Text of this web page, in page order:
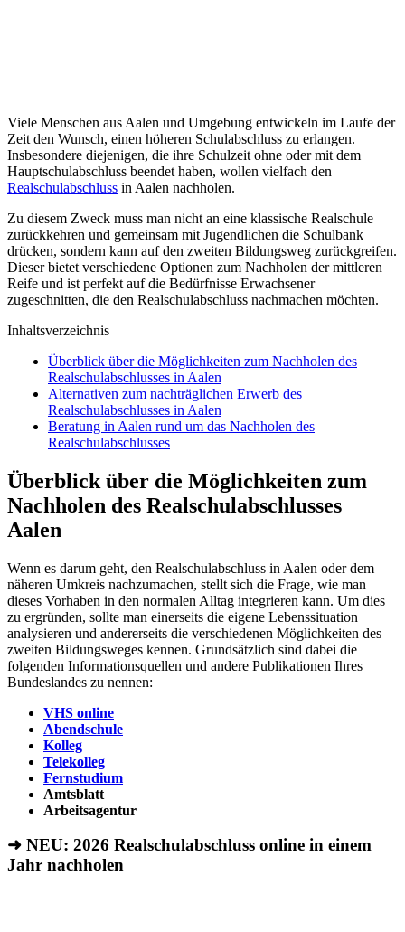
Viele Menschen aus Aalen und Umgebung entwickeln im Laufe der
Zeit den Wunsch, einen höheren Schulabschluss zu erlangen.
Insbesondere diejenigen, die ihre Schulzeit ohne oder mit dem
Hauptschulabschluss beendet haben, wollen vielfach den
Realschulabschluss in Aalen nachholen.
Zu diesem Zweck muss man nicht an eine klassische Realschule
zurückkehren und gemeinsam mit Jugendlichen die Schulbank
drücken, sondern kann auf den zweiten Bildungsweg zurückgreifen.
Dieser bietet verschiedene Optionen zum Nachholen der mittleren
Reife und ist perfekt auf die Bedürfnisse Erwachsener
zugeschnitten, die den Realschulabschluss nachmachen möchten.
Inhaltsverzeichnis
Überblick über die Möglichkeiten zum Nachholen des
Realschulabschlusses in Aalen
Alternativen zum nachträglichen Erwerb des
Realschulabschlusses in Aalen
Beratung in Aalen rund um das Nachholen des
Realschulabschlusses
Überblick über die Möglichkeiten zum
Nachholen des Realschulabschlusses
Aalen
Wenn es darum geht, den Realschulabschluss in Aalen oder dem
näheren Umkreis nachzumachen, stellt sich die Frage, wie man
dieses Vorhaben in den normalen Alltag integrieren kann. Um dies
zu ergründen, sollte man einerseits die eigene Lebenssituation
analysieren und andererseits die verschiedenen Möglichkeiten des
zweiten Bildungsweges kennen. Grundsätzlich sind dabei die
folgenden Informationsquellen und andere Publikationen Ihres
Bundeslandes zu nennen:
VHS online
Abendschule
Kolleg
Telekolleg
Fernstudium
Amtsblatt
Arbeitsagentur
➜ NEU: 2026 Realschulabschluss online in einem
Jahr nachholen